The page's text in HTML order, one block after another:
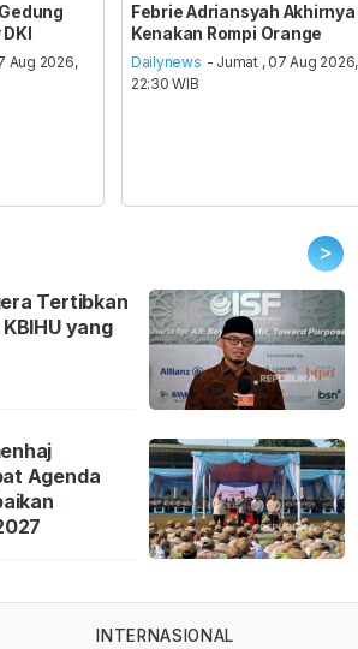
Aug 2026,
Febrie Adriansyah Akhirnya
Kenakan Rompi Orange
Dailynews - Jumat , 07 Aug 2026,
22:30 WIB
>
Tertibkan
yang
Agenda
INTERNASIONAL